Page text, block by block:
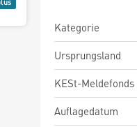
Kategorie
Ursprungsland
KESt-Meldefonds
Auflagedatum